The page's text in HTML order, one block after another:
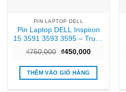
PIN LAPTOP DELL
Pin Laptop DELL Inspiron
15 3591 3593 3595 – Trung
TPHCM Giá Rẻ
₫750,000 Giá
là:
₫750,000.
₫450,000Giá
tại
₫450,000.
THÊM VÀO GIỎ HÀNG